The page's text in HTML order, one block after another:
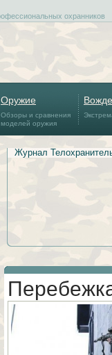
охранников
Оружие
Обзоры и сравнения
моделей оружия
Журнал